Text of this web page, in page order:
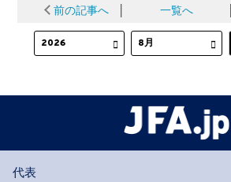
前の記事へ │ 一覧へ
代表